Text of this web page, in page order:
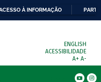
À INFORMAÇÃO
ENGLISH
ACESSIBILIDADE
A+ A-